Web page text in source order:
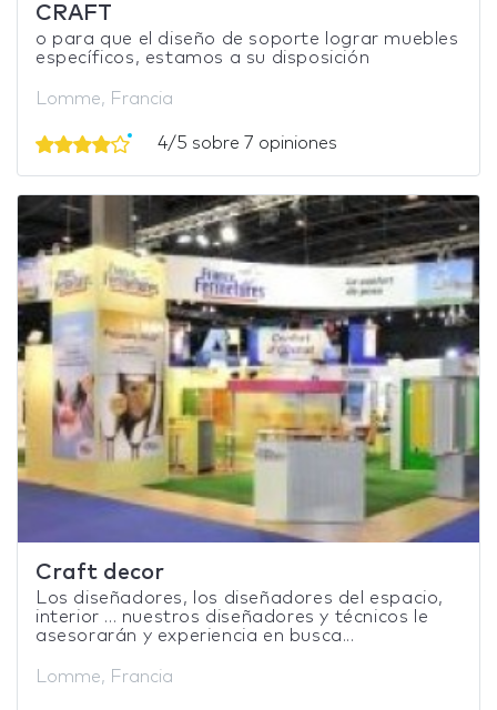
CRAFT
o para que el diseño de soporte lograr muebles
específicos, estamos a su disposición
Lomme, Francia
4/5 sobre 7 opiniones
Craft decor
Los diseñadores, los diseñadores del espacio,
interior ... nuestros diseñadores y técnicos le
asesorarán y experiencia en busca...
Lomme, Francia